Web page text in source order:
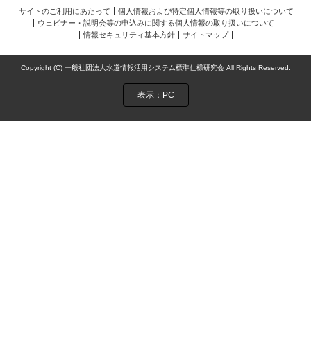
サイトのご利用にあたって
個人情報および特定個人情報等の取り扱いについて
ウェビナー・説明会等の申込みに関する個人情報の取り扱いについて
情報セキュリティ基本方針
サイトマップ
Copyright (C) 一般社団法人水道情報活用システム標準仕様研究会 All Rights Reserved.
表示：PC